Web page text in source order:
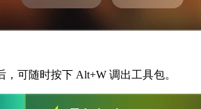
，可随时按下 Alt+W 调出工具包。